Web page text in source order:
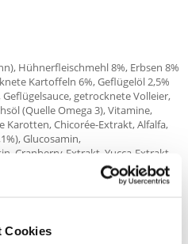
Cookies
Hühnerfleischmehl 8%, Erbsen 8%
Kartoffeln 6%, Geflügelöl 2,5%
getrocknete Volleier,
(Quelle Omega 3), Vitamine,
Chicorée-Extrakt, Alfalfa,
Glucosamin,
Cranberry-Extrakt, Yucca-Extrakt,
Thymian-Extrakt, Minze-
Extrakt, Kurkuma-Extrakt,
j/kg als Hilfsmittel zur
Darmflora bei Hunden.